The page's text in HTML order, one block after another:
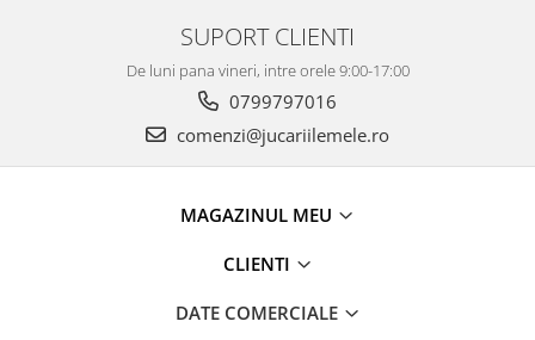
SUPORT CLIENTI
De luni pana vineri, intre orele 9:00-17:00
0799797016
comenzi@jucariilemele.ro
MAGAZINUL MEU
CLIENTI
DATE COMERCIALE